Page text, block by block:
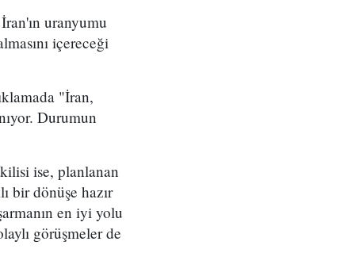
uranyumu
içereceği
"İran,
Durumun
ise, planlanan
bir dönüşe hazır
en iyi yolu
görüşmeler de